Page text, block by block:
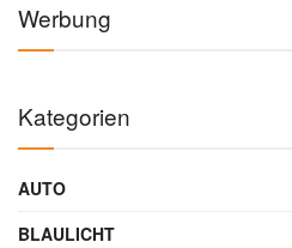
Werbung
Kategorien
AUTO
BLAULICHT